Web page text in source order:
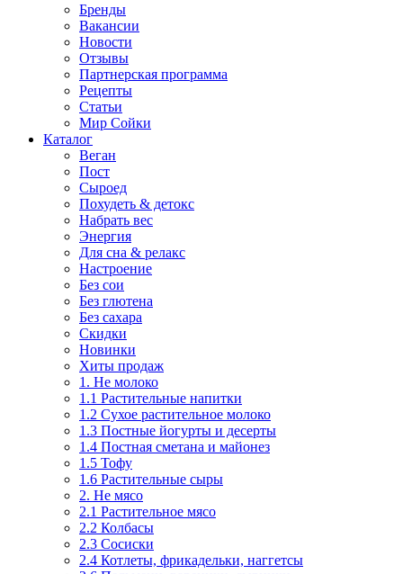
Бренды
Вакансии
Новости
Отзывы
Партнерская программа
Рецепты
Статьи
Мир Сойки
Каталог
Веган
Пост
Сыроед
Похудеть & детокс
Набрать вес
Энергия
Для сна & релакс
Настроение
Без сои
Без глютена
Без сахара
Скидки
Новинки
Хиты продаж
1. Не молоко
1.1 Растительные напитки
1.2 Сухое растительное молоко
1.3 Постные йогурты и десерты
1.4 Постная сметана и майонез
1.5 Тофу
1.6 Растительные сыры
2. Не мясо
2.1 Растительное мясо
2.2 Колбасы
2.3 Сосиски
2.4 Котлеты, фрикадельки, наггетсы